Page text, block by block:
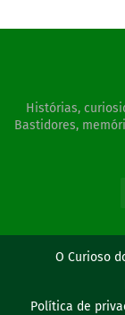
Histórias,
Bastidores,
O Curioso
Política de